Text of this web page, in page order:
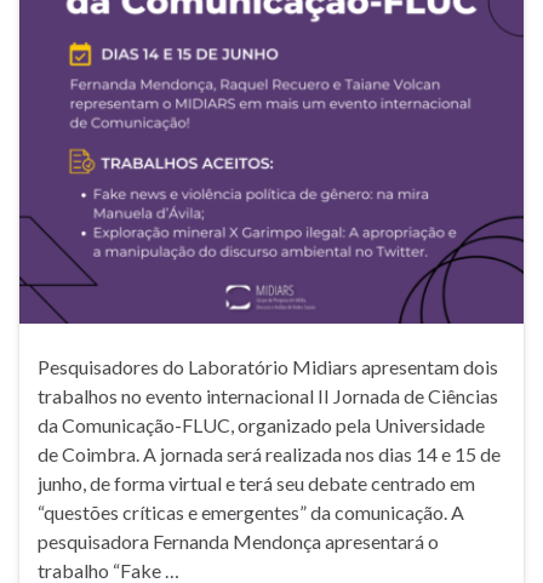
Pesquisadores do Laboratório Midiars apresentam dois
trabalhos no evento internacional II Jornada de Ciências
da Comunicação-FLUC, organizado pela Universidade
de Coimbra. A jornada será realizada nos dias 14 e 15 de
junho, de forma virtual e terá seu debate centrado em
“questões críticas e emergentes” da comunicação. A
pesquisadora Fernanda Mendonça apresentará o
trabalho “Fake …